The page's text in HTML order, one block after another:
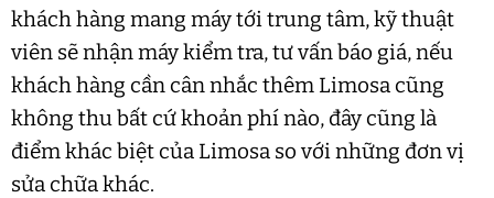
khách hàng mang máy tới trung tâm, kỹ thuật
viên sẽ nhận máy kiểm tra, tư vấn báo giá, nếu
khách hàng cần cân nhắc thêm Limosa cũng
không thu bất cứ khoản phí nào, đây cũng là
điểm khác biệt của Limosa so với những đơn vị
sửa chữa khác.